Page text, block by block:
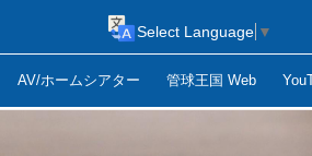
AV/ホームシアター 管球王国 Web
Select Language ▼